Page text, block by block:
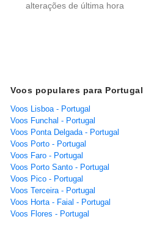
alterações de última hora
Voos populares para Portugal
Voos Lisboa - Portugal
Voos Funchal - Portugal
Voos Ponta Delgada - Portugal
Voos Porto - Portugal
Voos Faro - Portugal
Voos Porto Santo - Portugal
Voos Pico - Portugal
Voos Terceira - Portugal
Voos Horta - Faial - Portugal
Voos Flores - Portugal